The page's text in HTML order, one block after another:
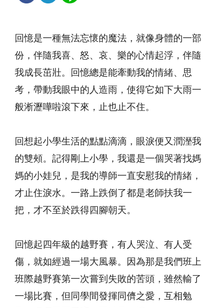
回憶是一種無法忘懷的魔法，就像身體的一部
份，伴隨我喜、怒、哀、樂的心情起浮，伴隨
我成長茁壯。回憶總是能牽動我的情緒、思
考，帶動我眼中的人造雨，使得它如下大雨一
般淅瀝嘩啦滾下來，止也止不住。
回想起小學生活的點點滴滴，眼淚便又潤溼我
的雙頰。記得剛上小學，我還是一個哭著找媽
媽的小娃兒，是我的導師一直安慰我的情緒，
才止住淚水。一路上跌倒了都是老師扶我一
把，才不至於跌得四腳朝天。
回憶起四年級的越野賽，有人哭泣、有人受
傷，就如經過一場大風暴。因為那是我們班上
班際越野賽第一次嘗到失敗的苦頭，雖然輸了
一場比賽，但同學間發揮同儕之愛，互相勉